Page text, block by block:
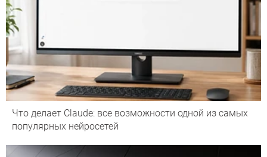
Что делает Сlaude: все возможности одной из самых
популярных нейросетей